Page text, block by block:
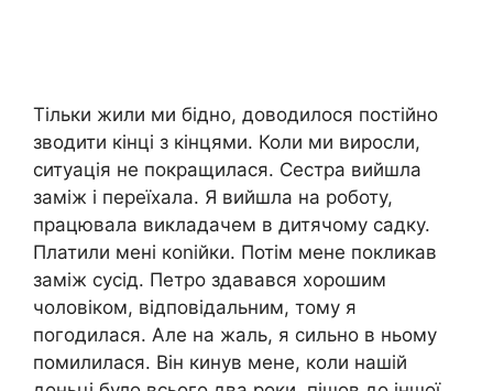
Тільки жили ми бідно, доводилося постійно
зводити кінці з кінцями. Коли ми виросли,
ситуація не покращилася. Сестра вийшла
заміж і переїхала. Я вийшла на роботу,
працювала викладачем в дитячому садку.
Платили мені коnійки. Потім мене покликав
заміж сусід. Петро здавався хорошим
чоловіком, відповідальним, тому я
погодилася. Але на жаль, я сильно в ньому
помилилася. Він кинув мене, коли нашій